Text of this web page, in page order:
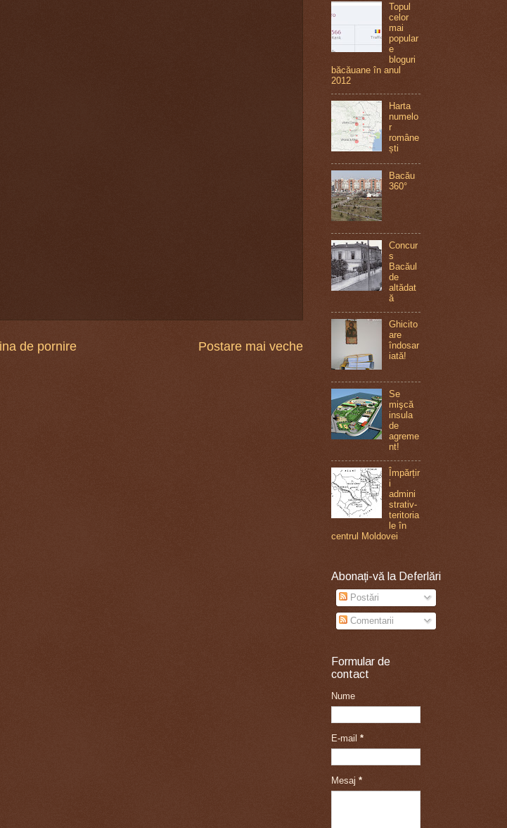
Postare mai veche
de pornire
Topul
celor
mai
popular
e
bloguri
băcăuane în anul
2012
Harta
numelo
r
române
ști
Bacău
360°
Concur
s
Bacăul
de
altădat
ă
Ghicito
are
îndosar
iată!
Se
mişcă
insula
de
agreme
nt!
Împărțir
i
admini
strativ-
teritoria
le în
centrul Moldovei
Abonați-vă la Deferlări
Postări
Comentarii
Formular de
contact
Nume
E-mail *
Mesaj *